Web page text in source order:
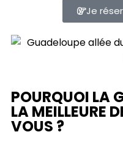
Je
POURQUOI LA
LA MEILLEURE
VOUS ?